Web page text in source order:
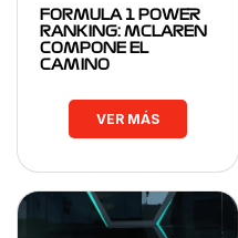
FORMULA 1 POWER
RANKING: MCLAREN
COMPONE EL
CAMINO
VER MÁS